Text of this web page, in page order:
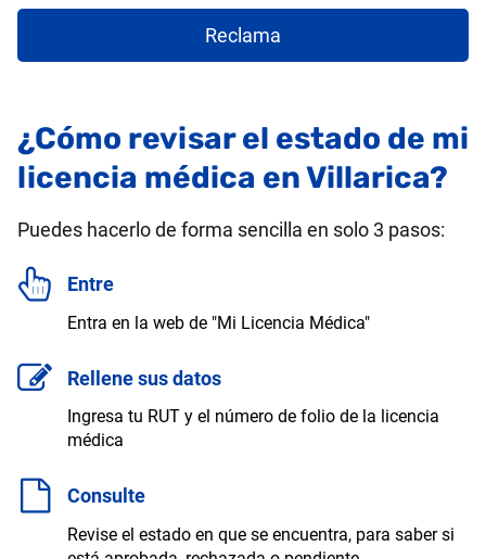
Reclama
¿Cómo revisar el estado de mi
licencia médica en Villarica?
Puedes hacerlo de forma sencilla en solo 3 pasos:
Entre
Entra en la web de "Mi Licencia Médica"
Rellene sus datos
Ingresa tu RUT y el número de folio de la licencia
médica
Consulte
Revise el estado en que se encuentra, para saber si